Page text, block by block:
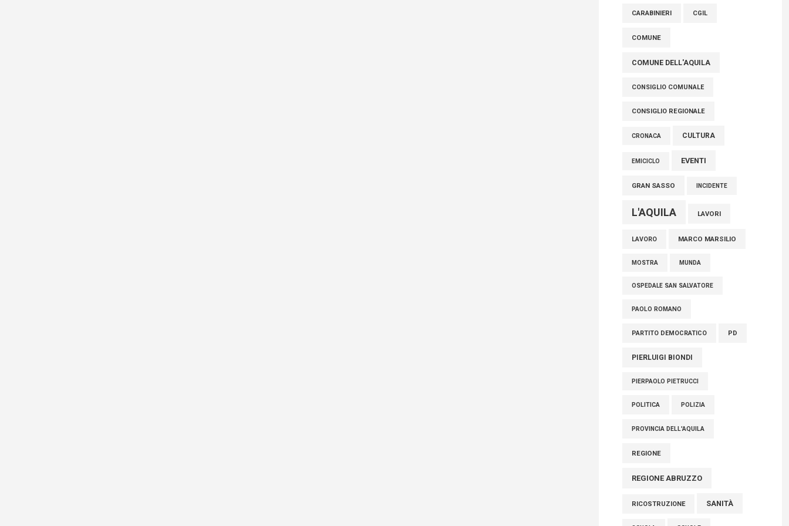
tra cui molti abruzzesi"
06 Agosto 2026
CARABINIERI CGIL
COMUNE
COMUNE DELL'AQUILA
CONSIGLIO COMUNALE
CONSIGLIO REGIONALE
CRONACA CULTURA
EMICICLO EVENTI
GRAN SASSO INCIDENTE
L'AQUILA LAVORI
LAVORO MARCO MARSILIO
MOSTRA MUNDA
OSPEDALE SAN SALVATORE
PAOLO ROMANO
PARTITO DEMOCRATICO PD
PIERLUIGI BIONDI
PIERPAOLO PIETRUCCI
POLITICA POLIZIA
PROVINCIA DELL'AQUILA
REGIONE
REGIONE ABRUZZO
RICOSTRUZIONE SANITÀ